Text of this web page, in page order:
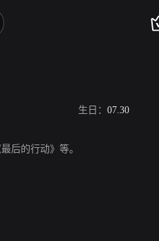
生日： 07.30
后的行动》等。